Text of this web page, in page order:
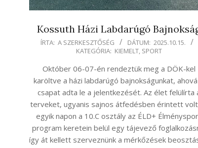
Kossuth Házi Labdarúgó
2025-
ÍRTA: A SZERKESZTŐSÉG DÁTUM: 2025.10.15.
KATEGÓRIA: KIEMELT, SPORT
Október 06-07-én rendeztük meg a DÖK-kel
karöltve a házi labdarúgó bajnokságunkat,
csapat adta le a jelentkezését. Az élet felülírta
terveket, ugyanis sajnos átfedésben érintett
egyik napon a 10.C osztály az ÉLD+
program keretein belül egy tájevező
így át kellett szerveznünk a mérkőzések